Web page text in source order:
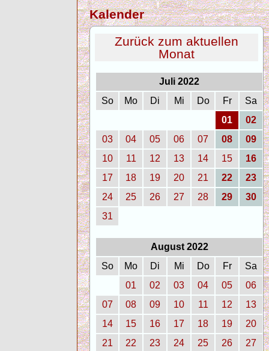
Kalender
Zurück zum aktuellen
Monat
Juli 2022
So
Mo Di Mi Do Fr
Sa
01
02
03
04 05 06 07 08
09
10
11 12 13 14 15
16
17
18 19 20 21 22
23
24
25 26 27 28 29
30
31
August 2022
So
Mo Di Mi Do Fr
Sa
01
02 03 04 05
06
07
08 09 10 11 12
13
14
15 16 17 18 19
20
21
22 23 24 25 26
27